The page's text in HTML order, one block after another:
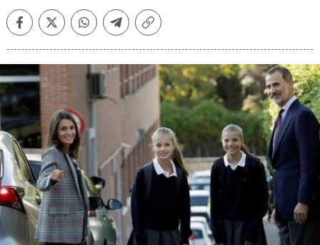
FacebookTwitterWhatsappTelegramCopiar